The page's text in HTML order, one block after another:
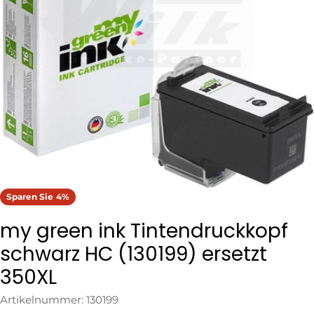
Sie das Medium 0 im Modalformat
Sparen Sie 4%
my green ink Tintendruckkopf
schwarz HC (130199) ersetzt
350XL
Artikelnummer: 130199